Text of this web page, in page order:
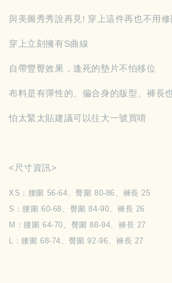
與美圖秀秀說再見! 穿上這件再也不用修
穿上立刻擁有S曲線
自帶豐臀效果，逢死的墊片不怕移位
布料是有彈性的、偏合身的版型、褲長
怕太緊太貼建議可以往大一號買唷
<尺寸資訊>
XS：腰圍 56-64、臀圍 80-86、褲長 25
S：腰圍 60-68、臀圍 84-90、褲長 26
M：腰圍 64-70、臀圍 88-94、褲長 27
L：腰圍 68-74、臀圍 92-96、褲長 27